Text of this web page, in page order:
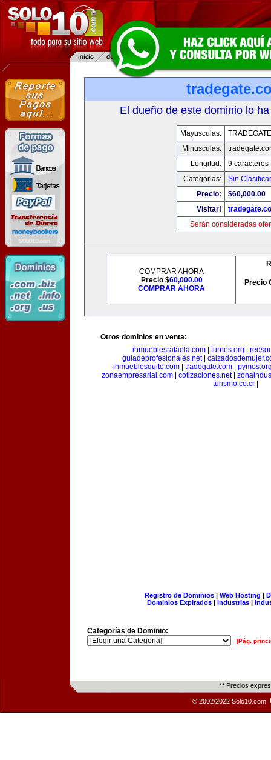
El dueño de este dominio lo
Mayusculas:
Minusculas:
Longitud:
9 caracteres
Categorias:
Sin Clasificar
Precio:
$60,000.00
Visitar!
Serán consideradas
COMPRAR AHORA
Precio $60,000.00
COMPRAR AHORA
Precio
Otros dominios en venta:
inmueblesrafaela.com
turnos.org
guiadeprofesionales.net|
inmueblesquito.com
tradegate.com
zonaempresarial.com| cotizaciones.net|
turismo.co.cr|
Registro de Dominios| Web Hosting |
Dominios Expirados | Industrias |
Categorías de Dominio:
[Pág.
** Precios
© 2002/2022 Solo10.com